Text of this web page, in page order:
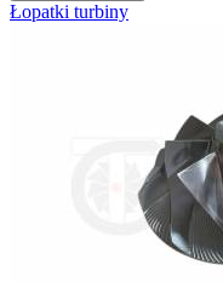
Łopatki turbiny